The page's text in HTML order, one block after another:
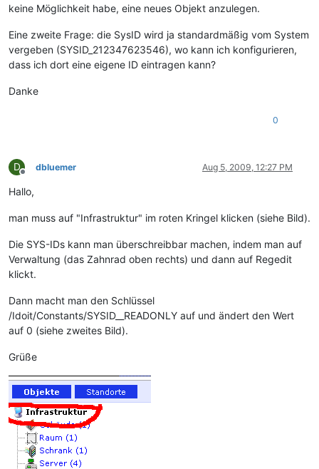
keine Möglichkeit habe, eine neues Objekt anzulegen.
Eine zweite Frage: die SysID wird ja standardmäßig vom System
vergeben (SYSID_212347623546), wo kann ich konfigurieren,
dass ich dort eine eigene ID eintragen kann?
Danke
0
D
Offline
dbluemer Aug 5, 2009, 12:27 PM
Hallo,
man muss auf "Infrastruktur" im roten Kringel klicken (siehe Bild).
Die SYS-IDs kann man überschreibbar machen, indem man auf
Verwaltung (das Zahnrad oben rechts) und dann auf Regedit
klickt.
Dann macht man den Schlüssel
/Idoit/Constants/SYSID__READONLY auf und ändert den Wert
auf 0 (siehe zweites Bild).
Grüße